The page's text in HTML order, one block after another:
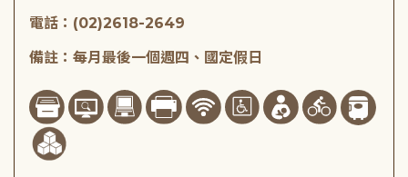
電話：(02)2618-2649
備註：每月最後一個週四、國定假日